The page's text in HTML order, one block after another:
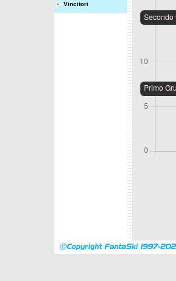
Vincitori